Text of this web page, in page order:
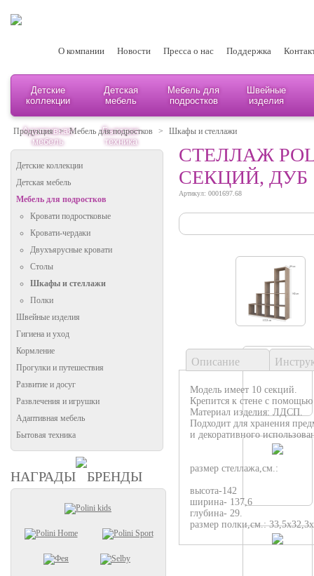
О компании Новости Пресса о нас Поддержка
Детские
коллекции
Детская
мебель
Мебель для
подростков
Швейные
изделия
Адаптивная
мебель
Бытовая
техника
Продукция > Мебель для подростков > Шкафы и стеллажи
Детские коллекции
Детская мебель
Мебель для подростков
Кровати подростковые
Кровати-чердаки
Двухъярусные кровати
Столы
Шкафы и стеллажи
Полки
Швейные изделия
Гигиена и уход
Кормление
Прогулки и путешествия
Развитие и досуг
Развлечения и игрушки
Адаптивная мебель
Бытовая техника
НАГРАДЫ БРЕНДЫ
СТЕЛЛАЖ
СЕКЦИЙ, ДУБ
Артикул: 0001697.68
Описание
Модель имеет 10 секций.
Крепится к стене с
Материал изделия: ЛДСП.
Подходит для хранения
и декоративного
размер стеллажа,см.:
высота-142
ширина- 137,6
глубина- 29.
размер полки,см.: